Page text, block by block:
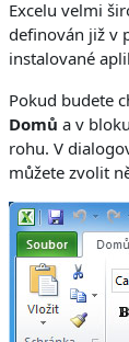
Excelu velmi
definován již v
instalované
Pokud budete
Domů a v bloku
rohu. V
můžete zvolit